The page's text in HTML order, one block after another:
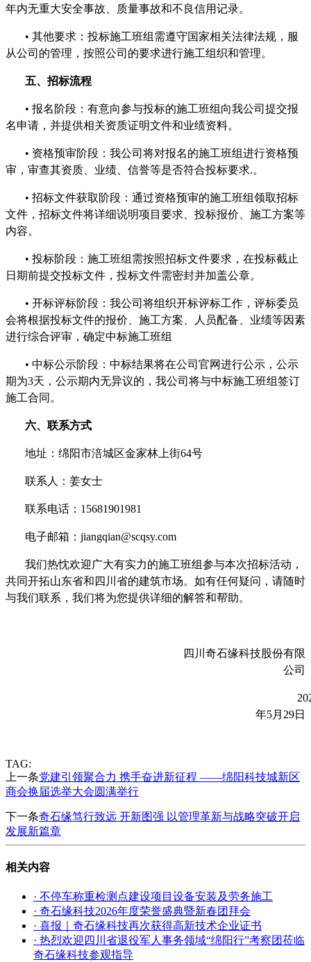
年内无重大安全事故、质量事故和不良信用记录。
• 其他要求：投标施工班组需遵守国家相关法律法规，服
从公司的管理，按照公司的要求进行施工组织和管理。
五、招标流程
• 报名阶段：有意向参与投标的施工班组向我公司提交报
名申请，并提供相关资质证明文件和业绩资料。
• 资格预审阶段：我公司将对报名的施工班组进行资格预
审，审查其资质、业绩、信誉等是否符合投标要求.。
• 招标文件获取阶段：通过资格预审的施工班组领取招标
文件，招标文件将详细说明项目要求、投标报价、施工方案等
内容。
• 投标阶段：施工班组需按照招标文件要求，在投标截止
日期前提交投标文件，投标文件需密封并加盖公章。
• 开标评标阶段：我公司将组织开标评标工作，评标委员
会将根据投标文件的报价、施工方案、人员配备、业绩等因素
进行综合评审，确定中标施工班组
• 中标公示阶段：中标结果将在公司官网进行公示，公示
期为3天，公示期内无异议的，我公司将与中标施工班组签订
施工合同。
六、联系方式
地址：绵阳市涪城区金家林上街64号
联系人：姜女士
联系电话： 15681901981
电子邮箱： jiangqian@scqsy.com
我们热忱欢迎广大有实力的施工班组参与本次招标活动，
共同开拓山东省和四川省的建筑市场。如有任何疑问，请随时
与我们联系，我们将为您提供详细的解答和帮助。
四川奇石缘科技股份有限
公司
年5月 29日
TAG:
上一条党建引领聚合力 携手奋进新征程 ——绵阳科技城新区
商会换届选举大会圆满举行
下一条奇石缘笃行致远 开新图强 以管理革新与战略突破开启
发展新篇章
相关内容
· 不停车称重检测点建设项目设备安装及劳务施工
· 奇石缘科技2026年度荣誉盛典暨新春团拜会
· 喜报｜奇石缘科技再次获得高新技术企业证书
· 热烈欢迎四川省退役军人事务领域“绵阳行”考察团莅临
奇石缘科技参观指导